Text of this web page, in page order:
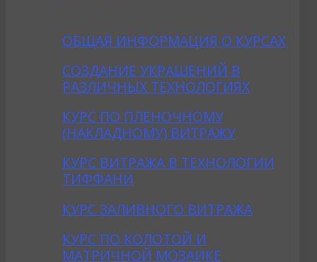
ОБЩАЯ ИНФОРМАЦИЯ О КУРСАХ
CОЗДАНИE УКРАШЕНИЙ В
РАЗЛИЧНЫХ ТЕХНОЛОГИЯХ
КУРС ПО ПЛЕНОЧНОМУ
(НАКЛАДНОМУ) ВИТРАЖУ
КУРС ВИТРАЖА В ТЕХНОЛОГИИ
ТИФФАНИ
КУРС ЗАЛИВНОГО ВИТРАЖА
КУРС ПО КОЛОТОЙ И
МАТРИЧНОЙ МОЗАИКЕ